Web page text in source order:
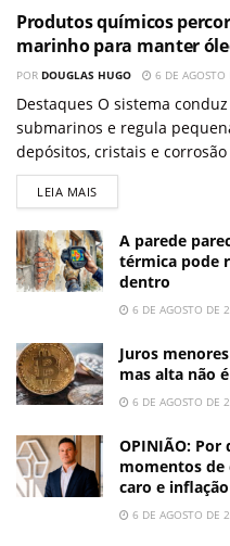
Produtos químicos
marinho para manter
POR DOUGLAS HUGO 6 DE
Destaques O sistema
submarinos e regula
depósitos, cristais e
LEIA MAIS
A parede
térmica pode
dentro
6 DE AGOSTO DE
Juros
mas alta não
6 DE AGOSTO DE
OPINIÃO: Por
momentos de
caro e
6 DE AGOSTO DE